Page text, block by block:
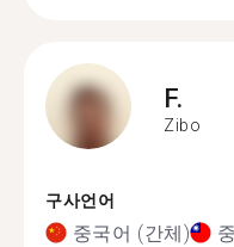
F.
Zibo
구사언어
중국어 (간체)